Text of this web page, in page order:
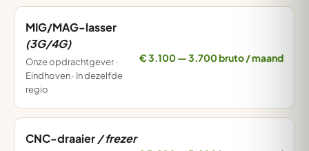
MIG/MAG-lasser
(3G/4G)
Onze opdrachtgever ·
Eindhoven · In dezelfde
regio
€ 3.100 — 3.700 bruto / maand
CNC-draaier / frezer